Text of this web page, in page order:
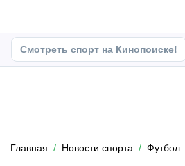
Смотреть спорт на Кинопоиске!
Главная Новости спорта Футбол